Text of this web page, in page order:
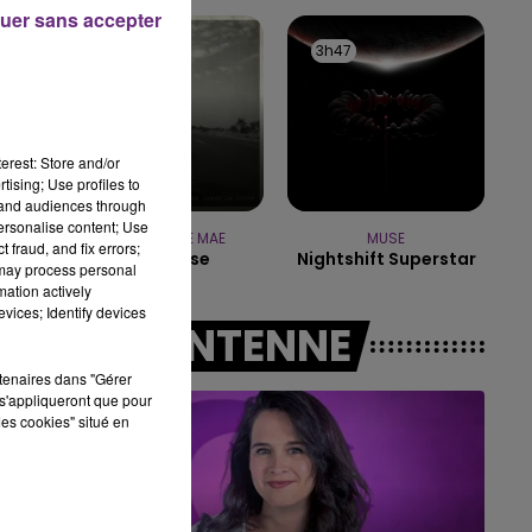
16h00 - 20h00
LE WEEK-END CHAMPAGNE FM
CHRISTOPHE MAE
J'ai Laisse
3h47
3h47
MUSE
Nightshift Superstar
A L'ANTENNE
Store and/or
Use profiles to
audiences through
content; Use
fraud, and fix errors;
process personal
actively
Identify devices
dans "Gérer
que pour
cookies" situé en
sans accepter